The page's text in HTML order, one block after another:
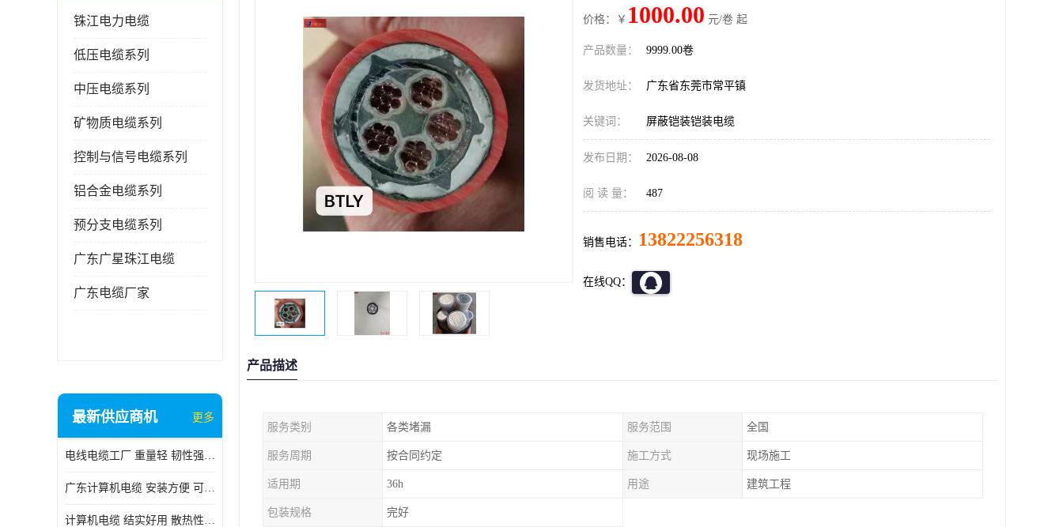
铢江电力电缆
低压电缆系列
中压电缆系列
矿物质电缆系列
控制与信号电缆系列
铝合金电缆系列
预分支电缆系列
广东广星珠江电缆
广东电缆厂家
最新供应商机 更多
电线电缆工厂 重量轻 韧性强 体积小 连接简单
广东计算机电缆 安装方便 可随意弯曲折叠
计算机电缆 结实好用 散热性良好
价格：￥ 1000.00 元/卷 起
产品数量： 9999.00卷
发货地址： 广东省东莞市常平镇
关键词： 屏蔽铠装铠装电缆
发布日期： 2026-08-08
阅 读 量： 487
销售电话： 13822256318
在线QQ：
产品描述
服务类别 各类堵漏 服务范围 全国
服务周期 按合同约定 施工方式 现场施工
适用期 36h 用途 建筑工程
包装规格 完好